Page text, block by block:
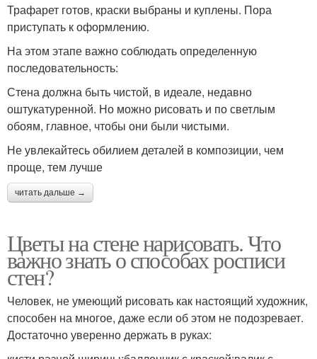
Трафарет готов, краски выбраны и куплены. Пора
приступать к оформлению.
На этом этапе важно соблюдать определенную
последовательность:
Стена должна быть чистой, в идеале, недавно
оштукатуренной. Но можно рисовать и по светлым
обоям, главное, чтобы они были чистыми.
Не увлекайтесь обилием деталей в композиции, чем
проще, тем лучше
читать дальше →
Цветы на стене нарисовать. Что
важно знать о способах росписи
стен?
Человек, не умеющий рисовать как настоящий художник,
способен на многое, даже если об этом не подозревает.
Достаточно уверенно держать в руках: